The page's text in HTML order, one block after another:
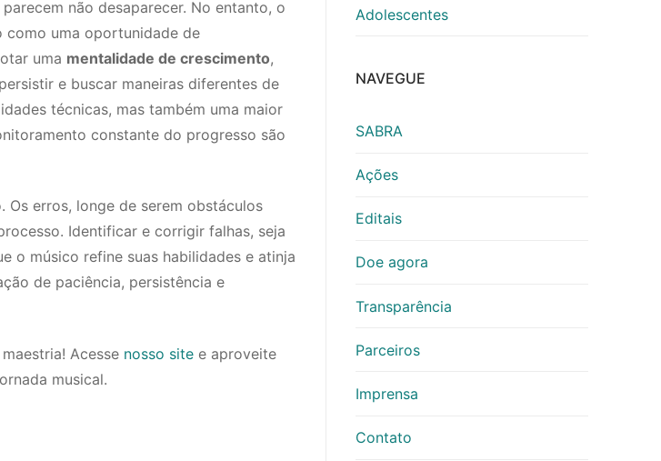
não desaparecer. No entanto, o
como uma oportunidade de
uma mentalidade de crescimento,
e buscar maneiras diferentes de
técnicas, mas também uma maior
constante do progresso são
Os erros, longe de serem obstáculos
Identificar e corrigir falhas, seja
o músico refine suas habilidades e atinja
de paciência, persistência e
Acesse nosso site e aproveite
musical.
Adolescentes
NAVEGUE
SABRA
Ações
Editais
Doe agora
Transparência
Parceiros
Imprensa
Contato